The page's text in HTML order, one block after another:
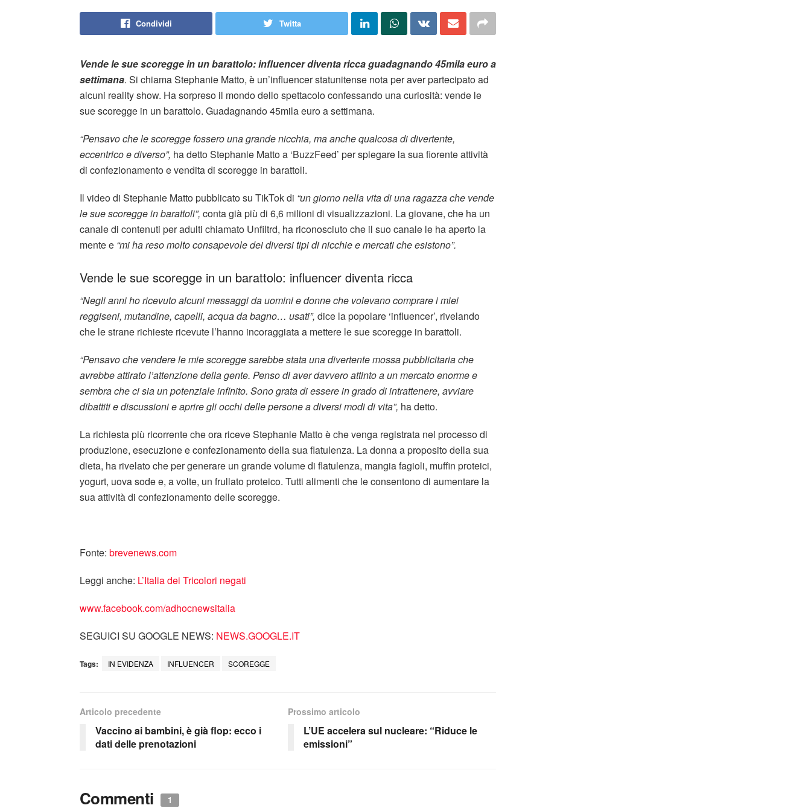
Condividi Twitta
Vende le sue scoregge in un barattolo: influencer diventa ricca guadagnando 45mila euro a
settimana. Si chiama Stephanie Matto, è un’influencer statunitense nota per aver partecipato ad
alcuni reality show. Ha sorpreso il mondo dello spettacolo confessando una curiosità: vende le
sue scoregge in un barattolo. Guadagnando 45mila euro a settimana.
“Pensavo che le scoregge fossero una grande nicchia, ma anche qualcosa di divertente,
eccentrico e diverso”, ha detto Stephanie Matto a ‘BuzzFeed’ per spiegare la sua fiorente attività
di confezionamento e vendita di scoregge in barattoli.
Il video di Stephanie Matto pubblicato su TikTok di “un giorno nella vita di una ragazza che vende
le sue scoregge in barattoli”, conta già più di 6,6 milioni di visualizzazioni. La giovane, che ha un
canale di contenuti per adulti chiamato Unfiltrd, ha riconosciuto che il suo canale le ha aperto la
mente e “mi ha reso molto consapevole dei diversi tipi di nicchie e mercati che esistono”.
Vende le sue scoregge in un barattolo: influencer diventa ricca
“Negli anni ho ricevuto alcuni messaggi da uomini e donne che volevano comprare i miei
reggiseni, mutandine, capelli, acqua da bagno… usati”, dice la popolare ‘influencer’, rivelando
che le strane richieste ricevute l’hanno incoraggiata a mettere le sue scoregge in barattoli.
“Pensavo che vendere le mie scoregge sarebbe stata una divertente mossa pubblicitaria che
avrebbe attirato l’attenzione della gente. Penso di aver davvero attinto a un mercato enorme e
sembra che ci sia un potenziale infinito. Sono grata di essere in grado di intrattenere, avviare
dibattiti e discussioni e aprire gli occhi delle persone a diversi modi di vita”, ha detto.
La richiesta più ricorrente che ora riceve Stephanie Matto è che venga registrata nel processo di
produzione, esecuzione e confezionamento della sua flatulenza. La donna a proposito della sua
dieta, ha rivelato che per generare un grande volume di flatulenza, mangia fagioli, muffin proteici,
yogurt, uova sode e, a volte, un frullato proteico. Tutti alimenti che le consentono di aumentare la
sua attività di confezionamento delle scoregge.
Fonte: brevenews.com
Leggi anche: L’Italia dei Tricolori negati
www.facebook.com/adhocnewsitalia
SEGUICI SU GOOGLE NEWS: NEWS.GOOGLE.IT
Tags: IN EVIDENZA INFLUENCER SCOREGGE
Articolo precedente
Vaccino ai bambini, è già flop: ecco i
dati delle prenotazioni
Prossimo articolo
L’UE accelera sul nucleare: “Riduce le
emissioni”
Commenti 1